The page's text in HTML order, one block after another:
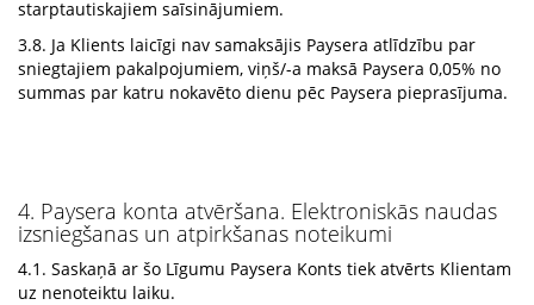
starptautiskajiem saīsinājumiem.
3.8. Ja Klients laicīgi nav samaksājis Paysera atlīdzību par
sniegtajiem pakalpojumiem, viņš/-a maksā Paysera 0,05% no
summas par katru nokavēto dienu pēc Paysera pieprasījuma.
4. Paysera konta atvēršana. Elektroniskās naudas
izsniegšanas un atpirkšanas noteikumi
4.1. Saskaņā ar šo Līgumu Paysera Konts tiek atvērts Klientam
uz nenoteiktu laiku.